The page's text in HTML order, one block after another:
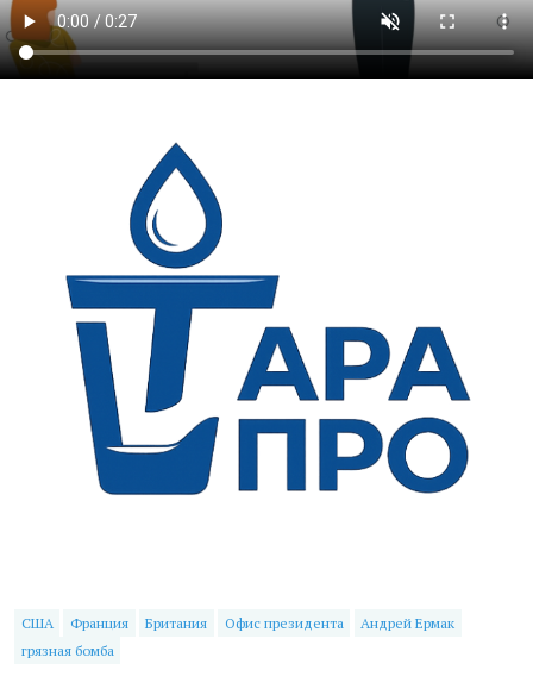
США Франция Британия Офис президента
Андрей Ермак
грязная бомба